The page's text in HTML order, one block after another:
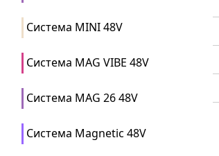
Система MINI 48V
Система MAG VIBE 48V
Система MAG 26 48V
Система Magnetic 48V